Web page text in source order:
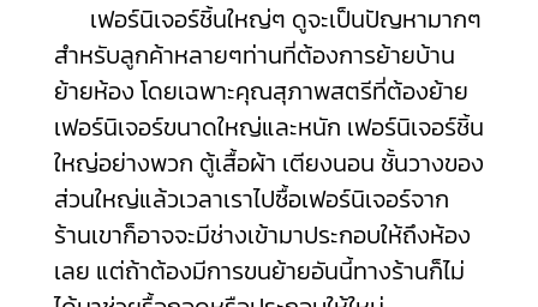
เฟอร์นิเจอร์ชิ้นใหญ่ๆ ดูจะเป็นปัญหามากๆ
สำหรับลูกค้าหลายๆท่านที่ต้องการย้ายบ้าน
ย้ายห้อง โดยเฉพาะคุณสุภาพสตรีที่ต้องย้าย
เฟอร์นิเจอร์ขนาดใหญ่และหนัก เฟอร์นิเจอร์ชิ้น
ใหญ่อย่างพวก ตู้เสื้อผ้า เตียงนอน ชั้นวางของ
ส่วนใหญ่แล้วเวลาเราไปซื้อเฟอร์นิเจอร์จาก
ร้านเขาก็อาจจะมีช่างเข้ามาประกอบให้ถึงห้อง
เลย แต่ถ้าต้องมีการขนย้ายอันนี้ทางร้านก็ไม่